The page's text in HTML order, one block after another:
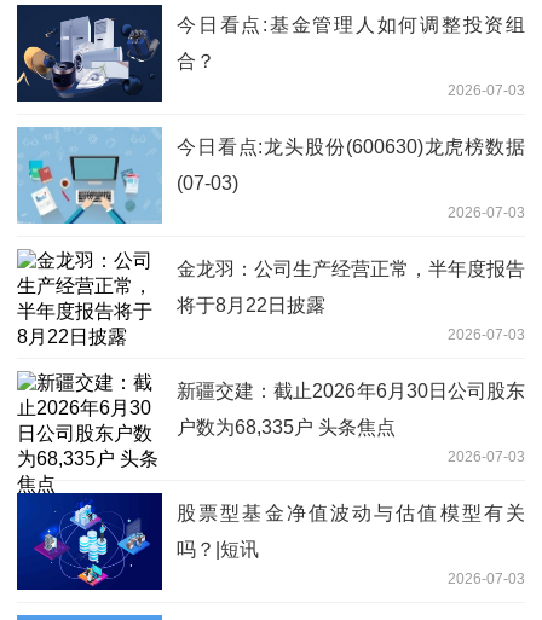
今日看点:基金管理人如何调整投资组
合？
2026-07-03
今日看点:龙头股份(600630)龙虎榜数据
(07-03)
2026-07-03
金龙羽：公司生产经营正常，半年度报告
将于8月22日披露
2026-07-03
新疆交建：截止2026年6月30日公司股东
户数为68,335户 头条焦点
2026-07-03
股票型基金净值波动与估值模型有关
吗？|短讯
2026-07-03